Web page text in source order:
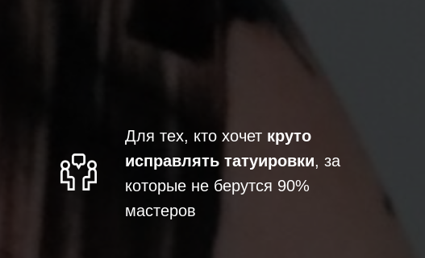
Для тех, кто хочет круто
исправлять татуировки, за
которые не берутся 90%
мастеров